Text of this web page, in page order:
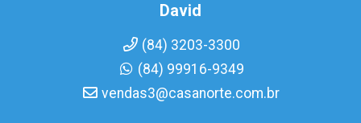
David
(84) 3203-3300
(84) 99916-9349
vendas3@casanorte.com.br